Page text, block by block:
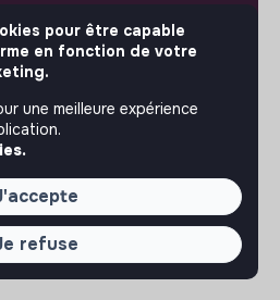
pour être capable
en fonction de votre
une meilleure expérience
refuse